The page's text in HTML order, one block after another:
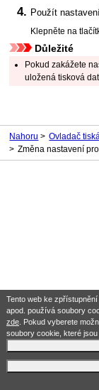
Tento web ke
apod. používá soubory
zde. Pokud vyberete
soubory cookie, které
Použít
Klepněte na
Důležité
Pokud zakážete
uložená tisková
Nahoru Ovladač
Změna nastavení